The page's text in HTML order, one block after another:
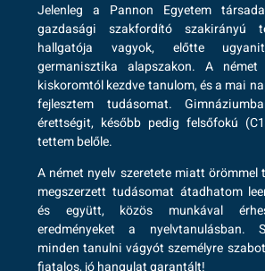
Jelenleg a Pannon Egyetem
gazdasági szakfordító szakirányú
hallgatója vagyok, előtte
germanisztika alapszakon. A német
kiskoromtól kezdve tanulom, és a mai
fejlesztem tudásomat.
érettségit, később pedig felsőfokú
tettem belőle.
A német nyelv szeretete miatt örömmel
megszerzett tudásomat átadhatom
és együtt, közös munkával
eredményeket a nyelvtanulásban.
minden tanulni vágyót személyre